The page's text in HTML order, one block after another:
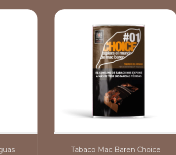
Tabaco Mac Baren Choice